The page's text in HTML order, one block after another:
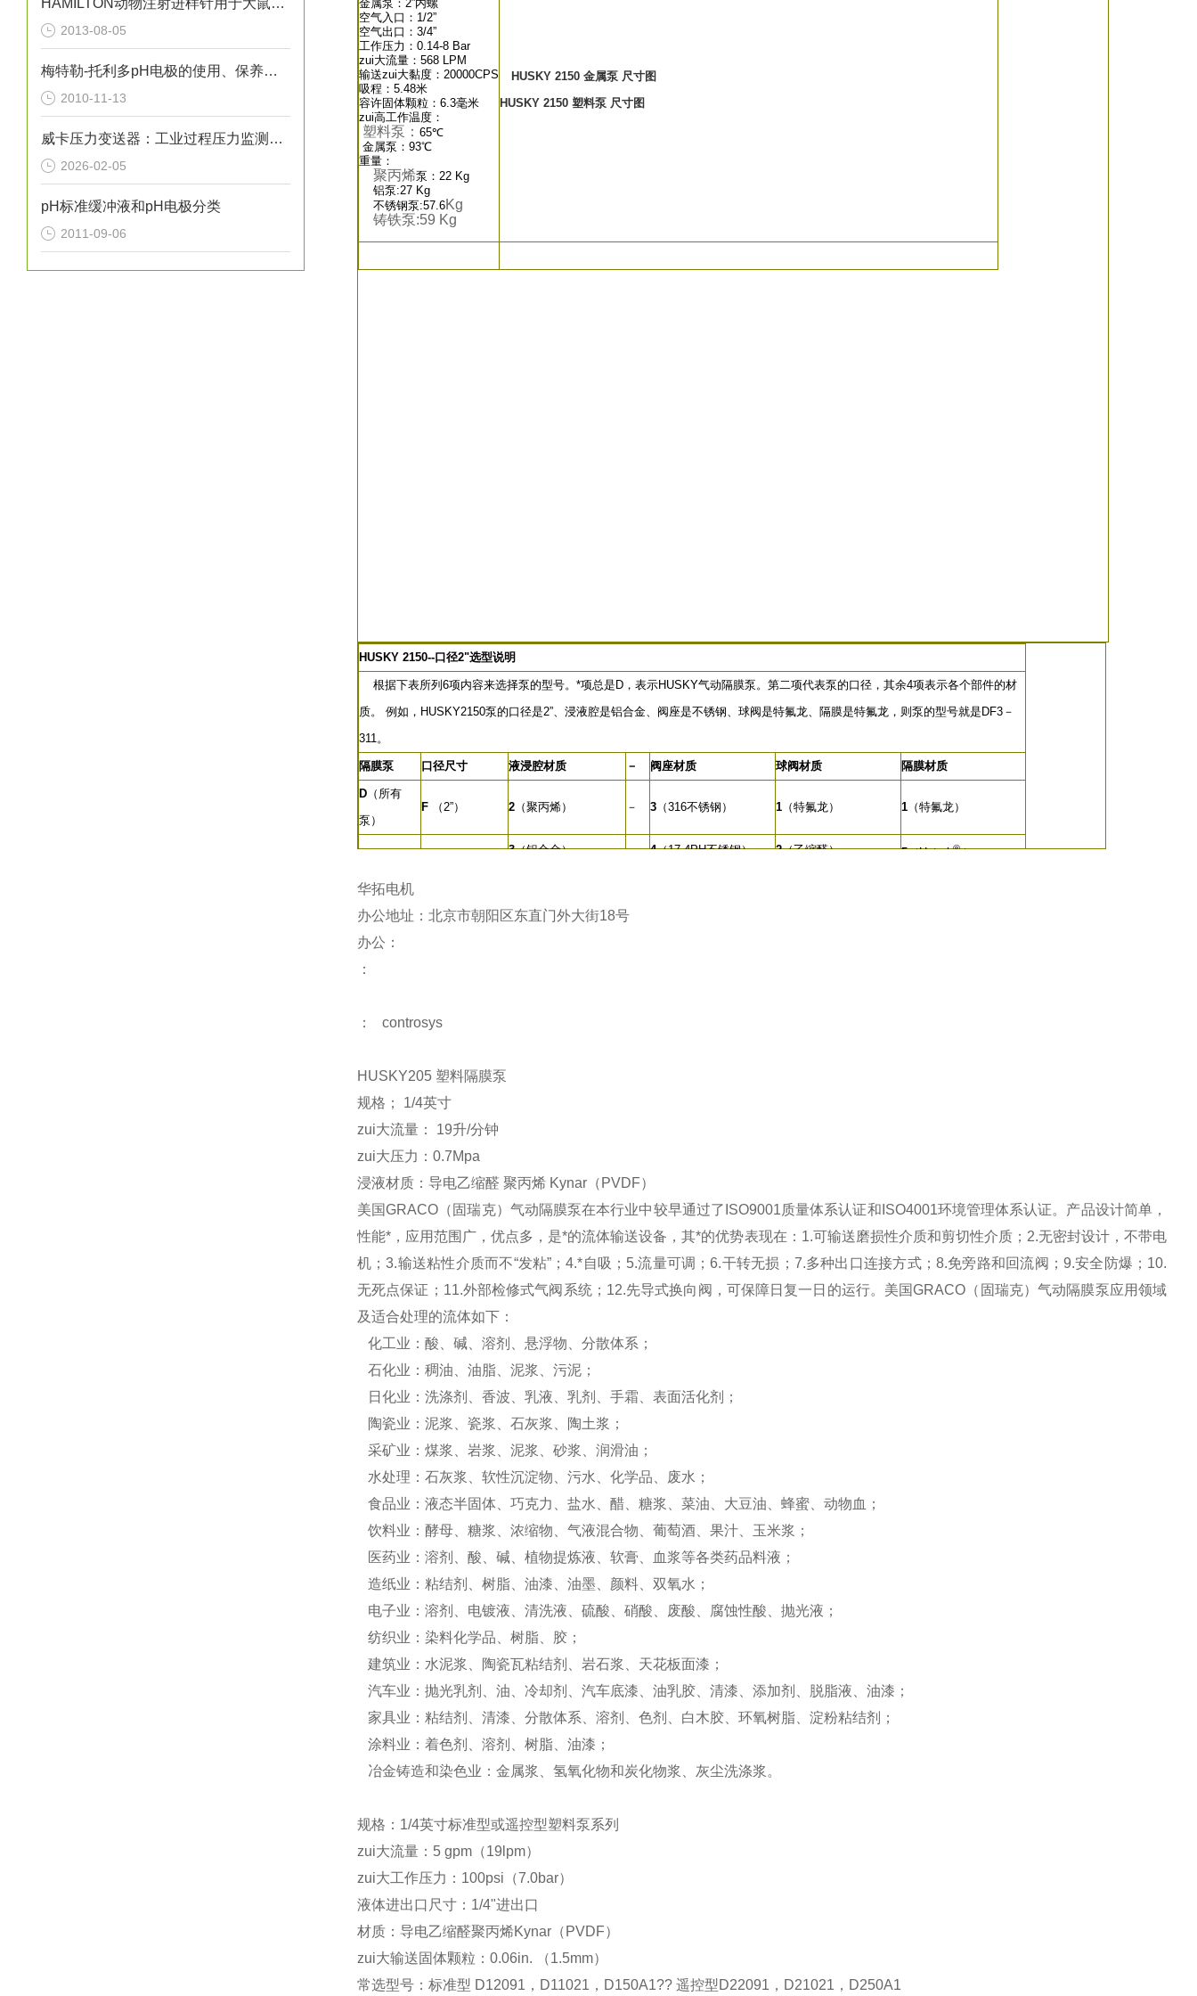
HAMILTON动物注射进样针用于大鼠和小鼠尾静脉注射技巧与方法
2013-08-05
梅特勒-托利多pH电极的使用、保养与维护（图）
2010-11-13
威卡压力变送器：工业过程压力监测的关键传感设备
2026-02-05
pH标准缓冲液和pH电极分类
2011-09-06
金属泵：2”内螺
空气入口：1/2”
空气出口：3/4”
工作压力：0.14-8 Bar
zui大流量：568 LPM
输送zui大黏度：20000CPS
吸程：5.48米
容许固体颗粒：6.3毫米
zui高工作温度：
塑料泵： 65℃
金属泵：93℃
重量：
聚丙烯泵：22 Kg
铝泵:27 Kg
不锈钢泵:57.6Kg
铸铁泵:59 Kg
HUSKY 2150 金属泵 尺寸图
HUSKY 2150 塑料泵 尺寸图
HUSKY 2150--口径2"选型说明
根据下表所列6项内容来选择泵的型号。*项总是D，表示HUSKY气动隔膜泵。第二项代表泵的口径，其余4项表示各个部件的材
质。 例如，HUSKY2150泵的口径是2”、浸液腔是铝合金、阀座是不锈钢、球阀是特氟龙、隔膜是特氟龙，则泵的型号就是DF3－
311。
隔膜泵 口径尺寸 液浸腔材质 － 阀座材质 球阀材质 隔膜材质
D （所有
泵）
F （2”） 2 （聚丙烯） － 3 （316不锈钢） 1 （特氟龙） 1 （特氟龙）
3（铝合金） － 4（17-4PH不锈钢） 2（乙缩醛） 5（Hytrel®）
5（Kynar®） －
华拓电机
办公地址：北京市朝阳区东直门外大街18号
办公：
：
： controsys
HUSKY205 塑料隔膜泵
规格； 1/4英寸
zui大流量： 19升/分钟
zui大压力：0.7Mpa
浸液材质：导电乙缩醛 聚丙烯 Kynar（PVDF）
美国GRACO（固瑞克）气动隔膜泵在本行业中较早通过了ISO9001质量体系认证和ISO4001环境管理体系认证。产品设计简单，
性能*，应用范围广，优点多，是*的流体输送设备，其*的优势表现在：1.可输送磨损性介质和剪切性介质；2.无密封设计，不带电
机；3.输送粘性介质而不“发粘”；4.*自吸；5.流量可调；6.干转无损；7.多种出口连接方式；8.免旁路和回流阀；9.安全防爆；10.
无死点保证；11.外部检修式气阀系统；12.先导式换向阀，可保障日复一日的运行。美国GRACO（固瑞克）气动隔膜泵应用领域
及适合处理的流体如下：
化工业：酸、碱、溶剂、悬浮物、分散体系；
石化业：稠油、油脂、泥浆、污泥；
日化业：洗涤剂、香波、乳液、乳剂、手霜、表面活化剂；
陶瓷业：泥浆、瓷浆、石灰浆、陶土浆；
采矿业：煤浆、岩浆、泥浆、砂浆、润滑油；
水处理：石灰浆、软性沉淀物、污水、化学品、废水；
食品业：液态半固体、巧克力、盐水、醋、糖浆、菜油、大豆油、蜂蜜、动物血；
饮料业：酵母、糖浆、浓缩物、气液混合物、葡萄酒、果汁、玉米浆；
医药业：溶剂、酸、碱、植物提炼液、软膏、血浆等各类药品料液；
造纸业：粘结剂、树脂、油漆、油墨、颜料、双氧水；
电子业：溶剂、电镀液、清洗液、硫酸、硝酸、废酸、腐蚀性酸、抛光液；
纺织业：染料化学品、树脂、胶；
建筑业：水泥浆、陶瓷瓦粘结剂、岩石浆、天花板面漆；
汽车业：抛光乳剂、油、冷却剂、汽车底漆、油乳胶、清漆、添加剂、脱脂液、油漆；
家具业：粘结剂、清漆、分散体系、溶剂、色剂、白木胶、环氧树脂、淀粉粘结剂；
涂料业：着色剂、溶剂、树脂、油漆；
冶金铸造和染色业：金属浆、氢氧化物和炭化物浆、灰尘洗涤浆。
规格：1/4英寸标准型或遥控型塑料泵系列
zui大流量：5 gpm（19lpm）
zui大工作压力：100psi（7.0bar）
液体进出口尺寸：1/4"进出口
材质：导电乙缩醛聚丙烯Kynar（PVDF）
zui大输送固体颗粒：0.06in. （1.5mm）
常选型号：标准型 D12091，D11021，D150A1?? 遥控型D22091，D21021，D250A1